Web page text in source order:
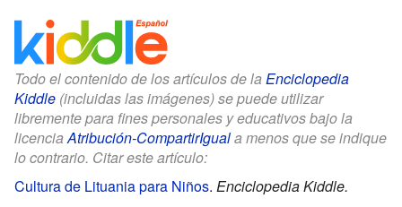
Todo el contenido de los artículos de la Enciclopedia
Kiddle (incluidas las imágenes) se puede utilizar
libremente para fines personales y educativos bajo la
licenciaAtribución-CompartirIguala menos que se indique
lo contrario. Citar este artículo:
Cultura de Lituania para Niños. Enciclopedia Kiddle.